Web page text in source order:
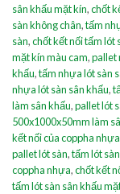
sân khấu mặt kín,chốt
sàn không chân,tấm
sàn,chốt kết nối tấm lót
mặt kín màu cam,pallet
khấu,tấm nhựa lót sàn
nhựa lót sàn sân khấu,
làm sân khấu,pallet lót
500x1000x50mm làm
kết nối của coppha nhựa
pallet lót sàn,tấm lót
coppha nhựa,chốt kết
tấm lót sàn sân khấu